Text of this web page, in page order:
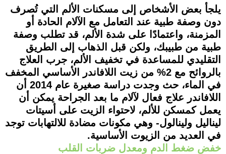
يلجأ بعض الأشخاص إلى مسكنات الألم التي تُصرف
دون وصفة طبية عند التعامل مع الآلام الحادة أو
المزمنة، واعتمادًا على شدة الألم، قد تطلب وصفة
طبية من طبيبك، ولكن قبل الذهاب إلى الطريق
التقليدي للمساعدة في تخفيف الألم، جرب العلاج
بالروائح مع 2% من زيت اللافاندر الأساسي المخفف
في الماء، حث وجدت دراسة صغيرة عام 2014 أن
اللافاندر علاج فعال لآلام ما بعد الجراحة يمكن أن
يعمل كمسكن للألم، لاحتواء الزيت على أسيتات
ليناليل ولينالول- وهي مكونات مضادة للالتهابات توجد
في العديد من الزيوت الأساسية.
خفض ضغط الدم ومعدل ضربات القلب